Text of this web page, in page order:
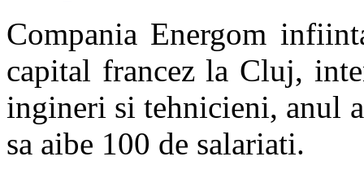
Compania Energom
capital francez la Cluj,
ingineri si tehnicieni, anul
sa aibe 100 de salariati.